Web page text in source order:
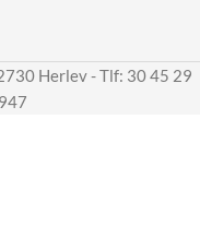
Herlev - Tlf: 30 45 29